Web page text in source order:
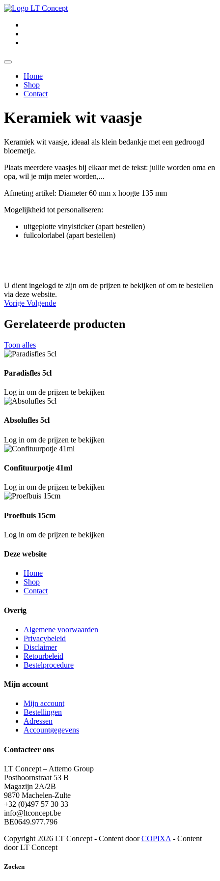
Home
Shop
Contact
Keramiek wit vaasje
Keramiek wit vaasje, ideaal als klein bedankje met een gedroogd
bloemetje.
Plaats meerdere vaasjes bij elkaar met de tekst: jullie worden oma en
opa, wil je mijn meter worden,...
Afmeting artikel: Diameter 60 mm x hoogte 135 mm
Mogelijkheid tot personaliseren:
uitgeplotte vinylsticker (apart bestellen)
fullcolorlabel (apart bestellen)
U dient ingelogd te zijn om de prijzen te bekijken of om te bestellen
via deze website.
Vorige Volgende
Gerelateerde producten
Toon alles
Paradisfles 5cl
Log in om de prijzen te bekijken
Absolufles 5cl
Log in om de prijzen te bekijken
Confituurpotje 41ml
Log in om de prijzen te bekijken
Proefbuis 15cm
Log in om de prijzen te bekijken
Deze website
Home
Shop
Contact
Overig
Algemene voorwaarden
Privacybeleid
Disclaimer
Retourbeleid
Bestelprocedure
Mijn account
Mijn account
Bestellingen
Adressen
Accountgegevens
Contacteer ons
LT Concept – Attemo Group
Posthoornstraat 53 B
Magazijn 2A/2B
9870 Machelen-Zulte
+32 (0)497 57 30 33
info@ltconcept.be
BE0649.977.796
Copyright 2026 LT Concept - Content doorCOPIXA - Content
door LT Concept
Zoeken